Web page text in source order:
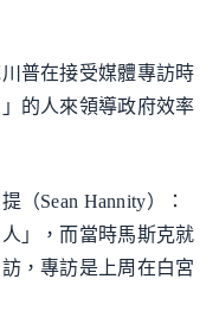
普在接受媒體專訪時
的人來領導政府效率
（Sean Hannity）：
」，而當時馬斯克就
，專訪是上周在白宮